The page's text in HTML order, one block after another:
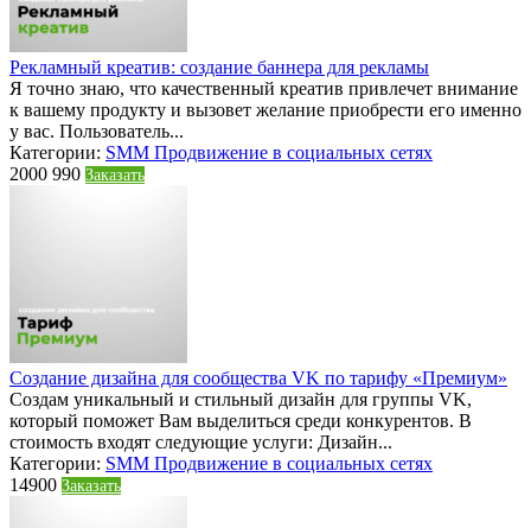
Рекламный креатив: создание баннера для рекламы
Я точно знаю, что качественный креатив привлечет внимание
к вашему продукту и вызовет желание приобрести его именно
у вас. Пользователь...
Категории: SMM Продвижение в социальных сетях
2000 990 Заказать
Создание дизайна для сообщества VK по тарифу «Премиум»
Создам уникальный и стильный дизайн для группы VK,
который поможет Вам выделиться среди конкурентов. В
стоимость входят следующие услуги: Дизайн...
Категории: SMM Продвижение в социальных сетях
14900 Заказать